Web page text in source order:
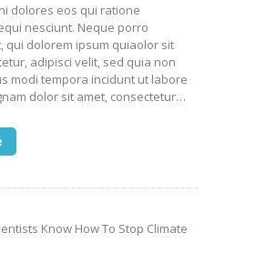
dolores eos qui ratione
nesciunt. Neque porro
qui dolorem ipsum quiaolor sit
adipisci velit, sed quia non
modi tempora incidunt ut labore
dolor sit amet, consectetur…